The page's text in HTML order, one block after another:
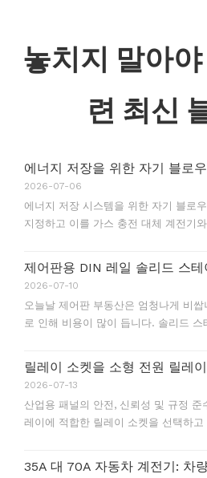
놓치지 말아
련 최신
2026-07-06
에너지 저장 시스템을 위한 자기 블로
지정하고 이를 가스 충전 대체 계전기
2026-07-10
오늘날 제어판 부동산은 엄청나게 비
로 인해 비용이 많이 듭니다. 솔리드 스
릴레이 소켓을 소형 전원 릴레
2026-07-13
산업용 패널의 안전, 신뢰성 및 규정 준
레이에 적합한 릴레이 소켓을 선택하